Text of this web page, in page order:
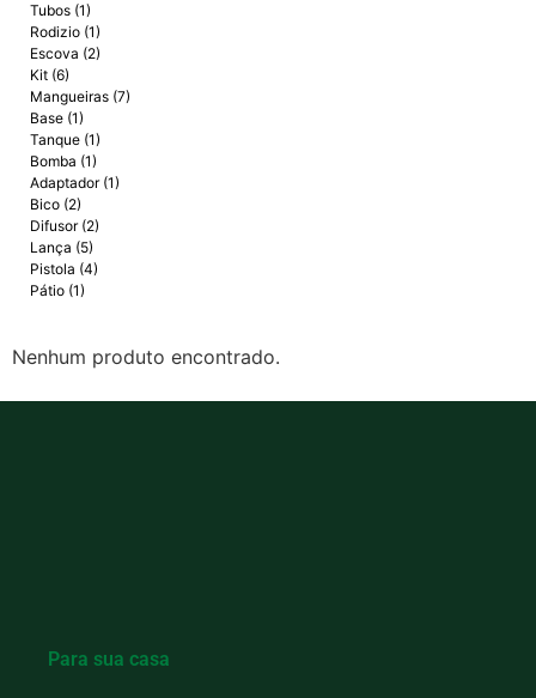
Tubos (1)
Rodizio (1)
Escova (2)
Kit (6)
Mangueiras (7)
Base (1)
Tanque (1)
Bomba (1)
Adaptador (1)
Bico (2)
Difusor (2)
Lança (5)
Pistola (4)
Pátio (1)
Nenhum produto encontrado.
Para sua casa